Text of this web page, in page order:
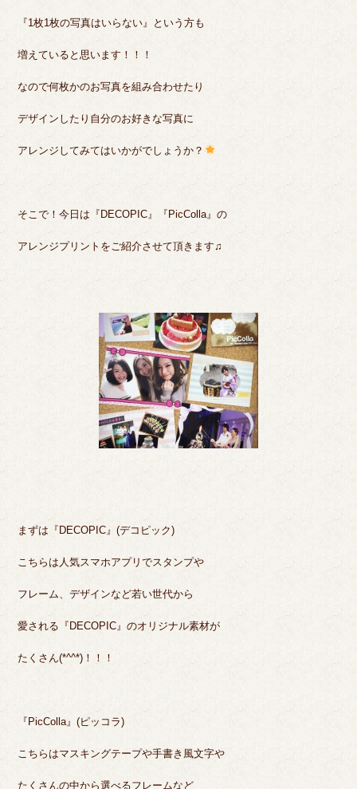
『1枚1枚の写真はいらない』という方も
増えていると思います！！！
なので何枚かのお写真を組み合わせたり
デザインしたり自分のお好きな写真に
アレンジしてみてはいかがでしょうか？
そこで！今日は『DECOPIC』『PicColla』の
アレンジプリントをご紹介させて頂きます♫
まずは『DECOPIC』(デコピック)
こちらは人気スマホアプリでスタンプや
フレーム、デザインなど若い世代から
愛される『DECOPIC』のオリジナル素材が
たくさん(*^^*)！！！
『PicColla』(ピッコラ)
こちらはマスキングテープや手書き風文字や
たくさんの中から選べるフレームなど